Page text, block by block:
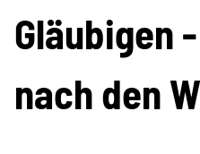
Gläubigen
nach den